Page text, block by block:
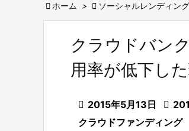
 ホーム >  ソーシャルレンディング
クラウドバン
用率が低下し
 2015年5月13日 
クラウドファンディング